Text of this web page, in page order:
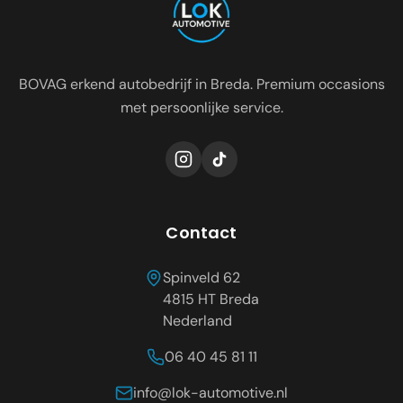
BOVAG erkend autobedrijf in Breda. Premium occasions
met persoonlijke service.
Contact
Spinveld 62
4815 HT Breda
Nederland
06 40 45 81 11
info@lok-automotive.nl